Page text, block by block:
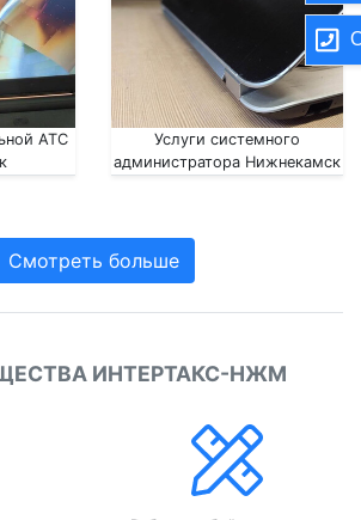
АТС
Услуги системного
администратора Нижнекамск
Смотреть больше
ИНТЕРТАКС-НЖМ